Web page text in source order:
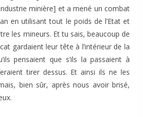
minière] et a mené un combat
en utilisant tout le poids de l’Etat et
les mineurs. Et tu sais, beaucoup de
gardaient leur tête à l’intérieur de la
pensaient que s’ils la passaient à
tirer dessus. Et ainsi ils ne les
bien sûr, après nous avoir brisé,